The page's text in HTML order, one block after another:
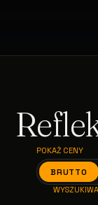
POKAŻ CENY
BRUTTO